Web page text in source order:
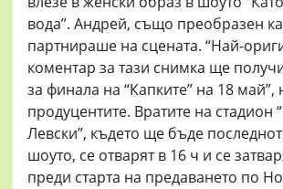
вода”. Андрей, също преобразен
партнираше на сцената. “Най-
коментар за тази снимка ще
за финала на “Капките” на 18 май”,
продуцентите. Вратите на стадион
Левски”, където ще бъде
шоуто, се отварят в 16 ч и се
преди старта на предаването по